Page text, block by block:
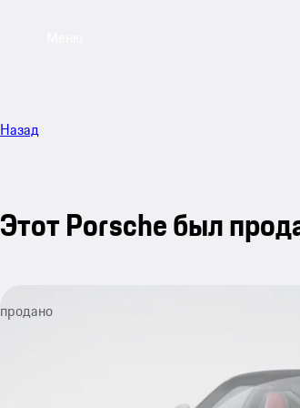
Назад
Этот Porsche был
продано